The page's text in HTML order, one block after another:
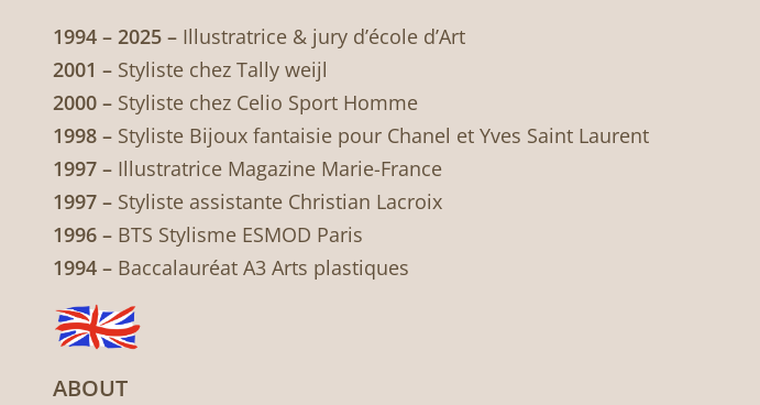
1994 – 2025 – Illustratrice & jury d’école d’Art
2001 – Styliste chez Tally weijl
2000 – Styliste chez Celio Sport Homme
1998 – Styliste Bijoux fantaisie pour Chanel et Yves Saint Laurent
1997 – Illustratrice Magazine Marie-France
1997 – Styliste assistante Christian Lacroix
1996 – BTS Stylisme ESMOD Paris
1994 – Baccalauréat A3 Arts plastiques
ABOUT